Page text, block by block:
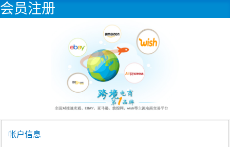
会员注册
帐户信息